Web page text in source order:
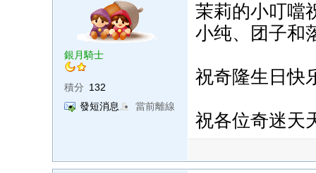
銀月騎士
積分 132
發短消息
當前離線
茉莉的小叮噹
小纯、团子和
祝奇隆生日快
祝各位奇迷天